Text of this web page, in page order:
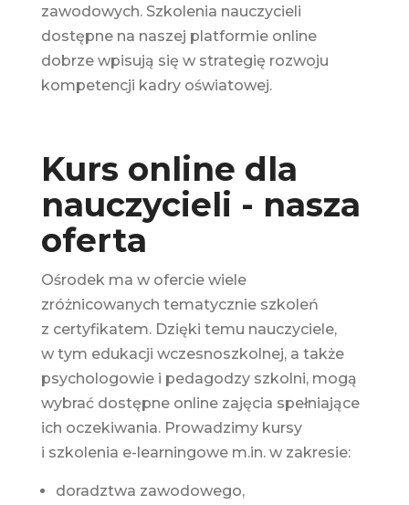
zawodowych. Szkolenia nauczycieli
dostępne na naszej platformie online
dobrze wpisują się w strategię rozwoju
kompetencji kadry oświatowej.
Kurs online dla
nauczycieli - nasza
oferta
Ośrodek ma w ofercie wiele
zróżnicowanych tematycznie szkoleń
z certyfikatem. Dzięki temu nauczyciele,
w tym edukacji wczesnoszkolnej, a także
psychologowie i pedagodzy szkolni, mogą
wybrać dostępne online zajęcia spełniające
ich oczekiwania. Prowadzimy kursy
i szkolenia e-learningowe m.in. w zakresie:
doradztwa zawodowego,